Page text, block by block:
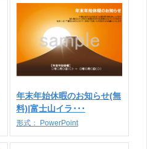
年末年始休暇のお知らせ(無
料)|富士山イラ･･･
形式： PowerPoint